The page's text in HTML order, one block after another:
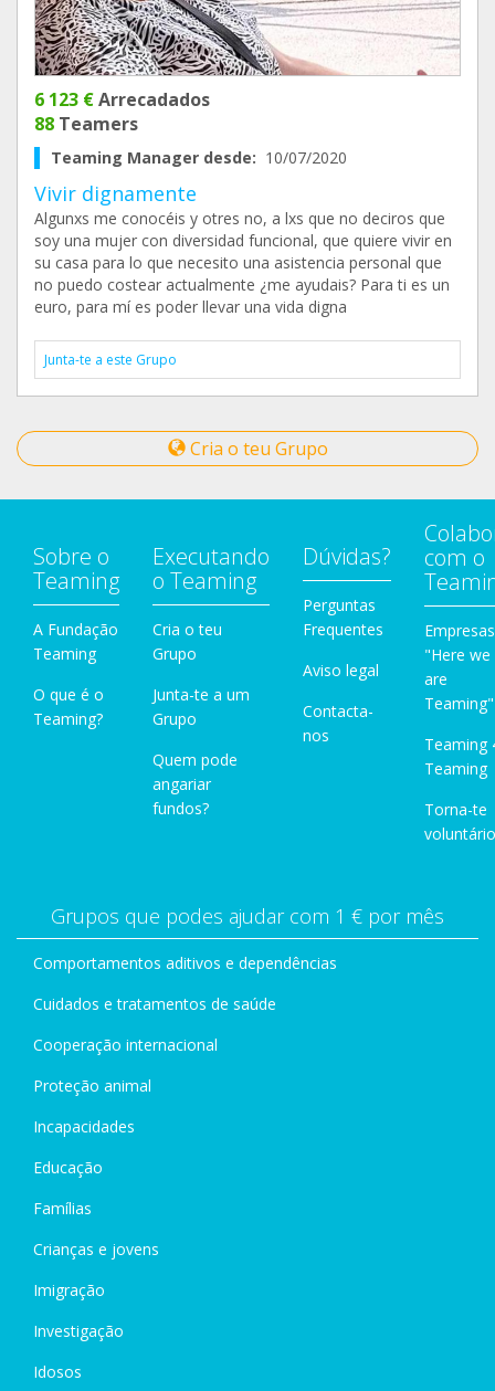
6 123 €Arrecadados
88 Teamers
Teaming Manager desde: 10/07/2020
Vivir dignamente
Algunxs me conocéis y otres no, a lxs que no deciros que
soy una mujer con diversidad funcional, que quiere vivir en
su casa para lo que necesito una asistencia personal que
no puedo costear actualmente ¿me ayudais? Para ti es un
euro, para mí es poder llevar una vida digna
Junta-te a este Grupo
Cria o teu Grupo
Sobre o
Teaming
A Fundação
Teaming
O que é o
Teaming?
Executando
o Teaming
Cria o teu
Grupo
Junta-te a um
Grupo
Quem pode
angariar
fundos?
Dúvidas?
Perguntas
Frequentes
Aviso legal
Contacta-
nos
com o
Empresas
"Here we
are
Teaming"
Teaming
Teaming
Torna-te
Grupos que podes ajudar com 1 € por mês
Comportamentos aditivos e dependências
Cuidados e tratamentos de saúde
Cooperação internacional
Proteção animal
Incapacidades
Educação
Famílias
Crianças e jovens
Imigração
Investigação
Idosos